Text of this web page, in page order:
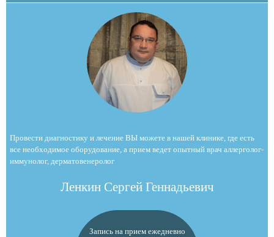
Провести диагностику и лечение ВЫ можете в нашей клинике, где есть
все необходимое оборудование, а прием ведет опытный врач аллерголог-
иммунолог, дерматовенеролог
Ленкин Сергей Геннадьевич
Запись на прием ежедневно